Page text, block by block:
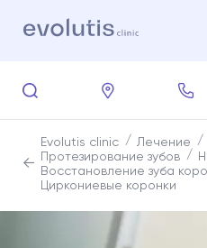
Evolutis clinic Лечение
Протезирование зубов
Восстановление зуба
Циркониевые коронки